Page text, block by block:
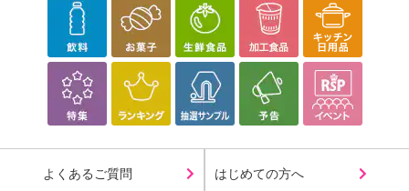
よくあるご質問 はじめての方へ